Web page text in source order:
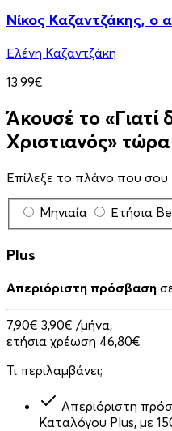
Νίκος Καζαντζάκης, ο
Ελένη Καζαντζάκη
13.99€
Άκουσέ το «Γιατί
Χριστιανός»
Επίλεξε το πλάνο που σου
Μηνιαία Ετήσια
Plus
Απεριόριστη πρόσβαση
7,90€ 3,90€ /μήνα,
ετήσια χρέωση 46,80€
Τι περιλαμβάνει;
Απεριόριστη
Καταλόγου Plus, με